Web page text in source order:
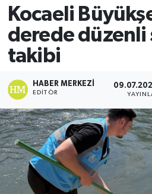
Kocaeli
derede düzenli
takibi
HABER MERKEZI
EDITÖR
Tüm Manşetler
Son Dakika Haberleri
Haber Arşivi